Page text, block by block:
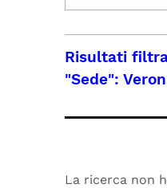
Risultati
"Sede":
La ricerca non